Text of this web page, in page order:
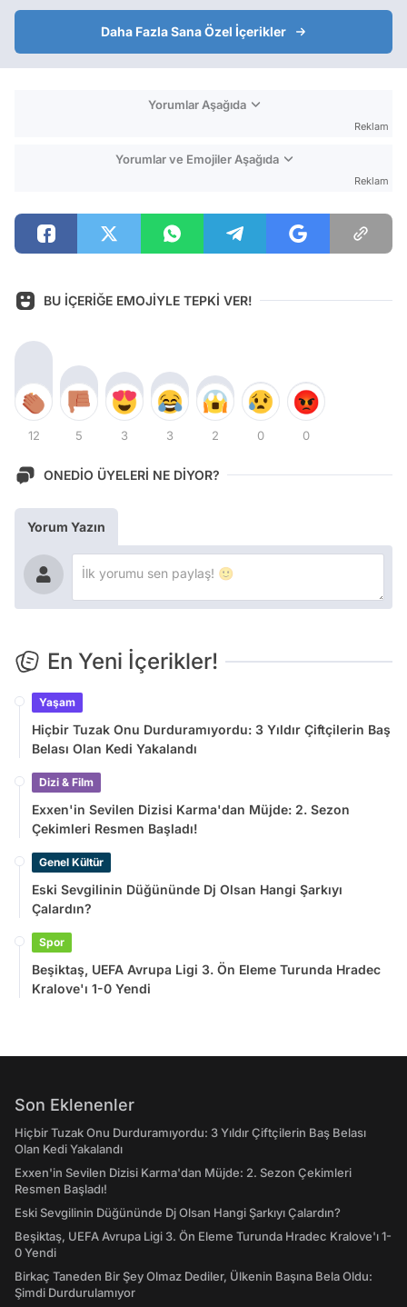
Daha Fazla Sana Özel İçerikler
Yorumlar Aşağıda
Reklam
Yorumlar ve Emojiler Aşağıda
Reklam
BU İÇERİĞE EMOJİYLE TEPKİ VER!
12 5 3 3 2 0 0
ONEDİO ÜYELERİ NE DİYOR?
Yorum Yazın
En Yeni İçerikler!
Yaşam
Hiçbir Tuzak Onu Durduramıyordu: 3 Yıldır Çiftçilerin Baş
Belası Olan Kedi Yakalandı
Dizi & Film
Exxen'in Sevilen Dizisi Karma'dan Müjde: 2. Sezon
Çekimleri Resmen Başladı!
Genel Kültür
Eski Sevgilinin Düğününde Dj Olsan Hangi Şarkıyı
Çalardın?
Spor
Beşiktaş, UEFA Avrupa Ligi 3. Ön Eleme Turunda Hradec
Kralove'ı 1-0 Yendi
Son Eklenenler
Hiçbir Tuzak Onu Durduramıyordu: 3 Yıldır Çiftçilerin Baş Belası
Olan Kedi Yakalandı
Exxen'in Sevilen Dizisi Karma'dan Müjde: 2. Sezon Çekimleri
Resmen Başladı!
Eski Sevgilinin Düğününde Dj Olsan Hangi Şarkıyı Çalardın?
Beşiktaş, UEFA Avrupa Ligi 3. Ön Eleme Turunda Hradec Kralove'ı 1-
0 Yendi
Birkaç Taneden Bir Şey Olmaz Dediler, Ülkenin Başına Bela Oldu:
Şimdi Durdurulamıyor